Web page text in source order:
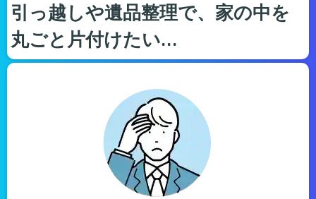
引っ越しや遺品整理で、家の中を
丸ごと片付けたい…